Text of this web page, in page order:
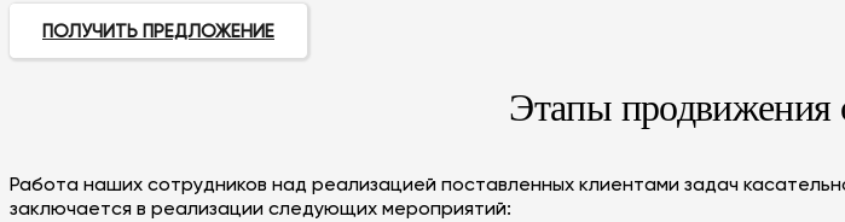
ПОЛУЧИТЬ ПРЕДЛОЖЕНИЕ
Этапы продвижения
Работа наших сотрудников над реализацией поставленных клиентами задач
заключается в реализации следующих мероприятий: